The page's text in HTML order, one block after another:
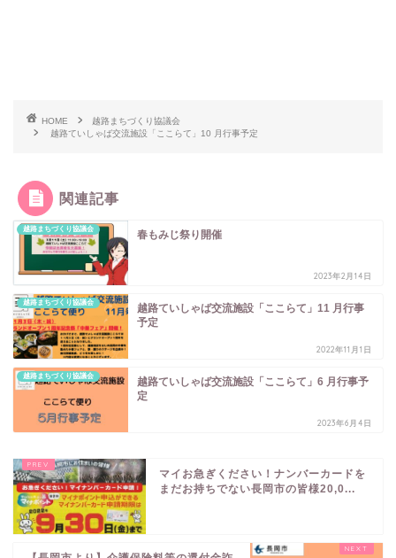
HOME
越路まちづくり協議会
越路ていしゃば交流施設「ここらて」10 月行事予定
関連記事
越路まちづくり協議会 春もみじ祭り開催
2023年2月14日
越路まちづくり協議会
越路ていしゃば交流施設「ここらて」11 月行事
予定
2022年11月1日
越路まちづくり協議会
越路ていしゃば交流施設「ここらて」6 月行事予
定
2023年6月4日
マイお急ぎください！ナンバーカードを
まだお持ちでない長岡市の皆様20,0...